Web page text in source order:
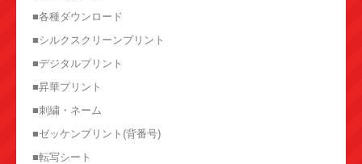
■各種ダウンロード
■シルクスクリーンプリント
■デジタルプリント
■昇華プリント
■刺繍・ネーム
■ゼッケンプリント(背番号)
■転写シート